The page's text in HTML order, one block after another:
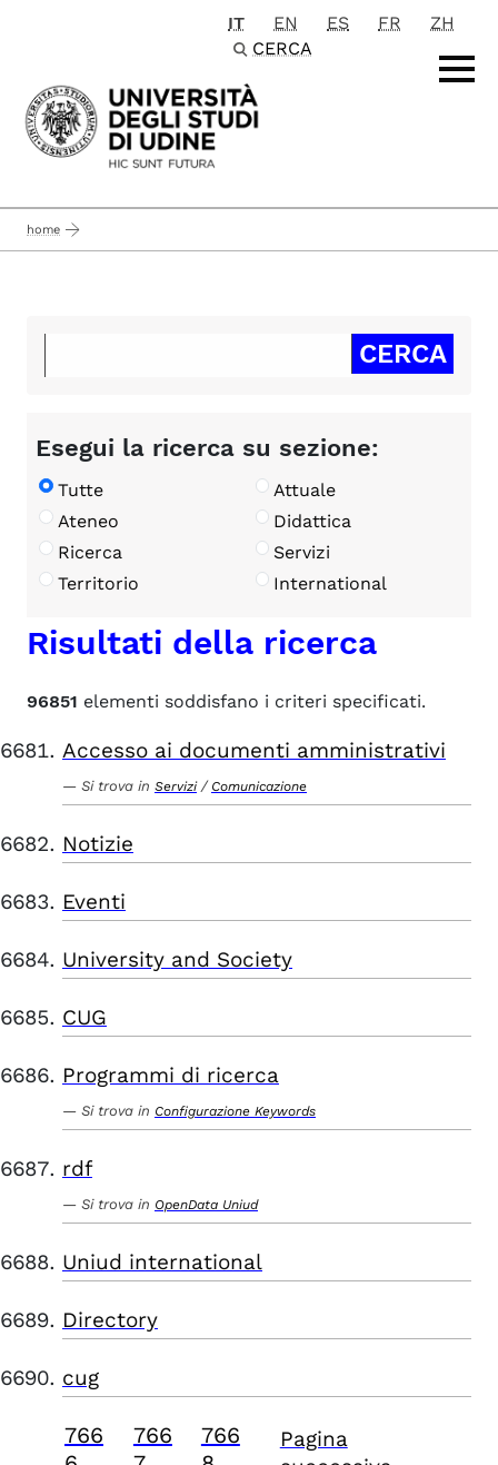
Passa al contenuto principale
IT EN ES FR
ZH
CERCA
home
Esegui la ricerca su sezione:
Tutte
Attuale
Ateneo
Didattica
Ricerca
Servizi
Territorio
International
Risultati della ricerca
96851 elementi soddisfano i criteri specificati.
Accesso ai documenti amministrativi
Si trova in Servizi / Comunicazione
Notizie
Eventi
University and Society
CUG
Programmi di ricerca
Si trova in Configurazione Keywords
rdf
Si trova in OpenData Uniud
Uniud international
Directory
cug
766
766
766
Pagina